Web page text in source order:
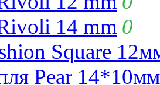
14 mm 0
Square
Pear